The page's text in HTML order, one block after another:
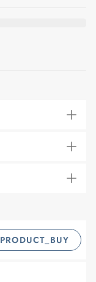
PRODUCT_BUY